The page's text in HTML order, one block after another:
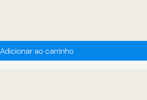
Adicionar ao carrinho